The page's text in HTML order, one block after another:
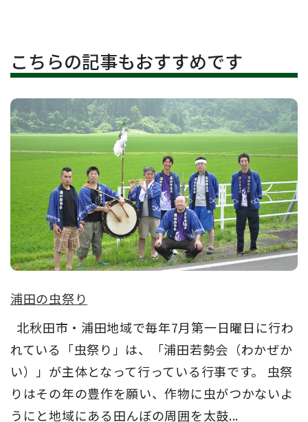
こちらの記事もおすすめです
浦田の虫祭り
北秋田市・浦田地域で毎年7月第一日曜日に行わ
れている「虫祭り」は、「浦田若勢会（わかぜか
い）」が主体となって行っている行事です。 虫祭
りはその年の豊作を願い、作物に虫がつかないよ
うにと地域にある田んぼの周囲を太鼓...